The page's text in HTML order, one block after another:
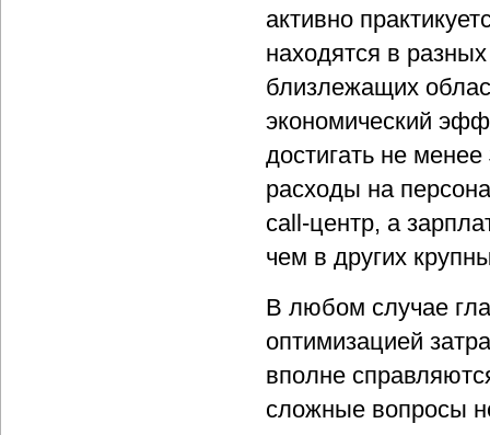
активно
находятся в
близлежащих
экономический
достигать не
расходы на
call-центр, а
чем в других
В любом случае
оптимизацией
вполне
сложные вопросы